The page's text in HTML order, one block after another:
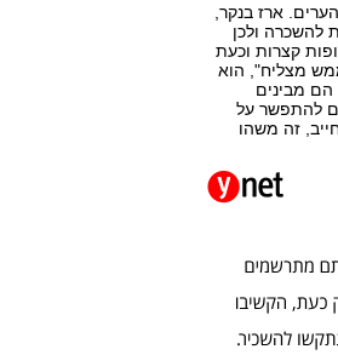
ארז בנקר,
להשכרה ולכן
קצרות וכעת
מצליח", הוא
מבינים
להתפשר על
זה משהו